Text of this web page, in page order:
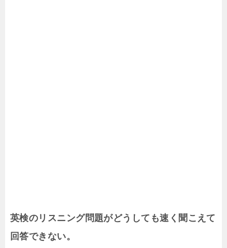
英検のリスニング問題がどうしても速く聞こえて
回答できない。